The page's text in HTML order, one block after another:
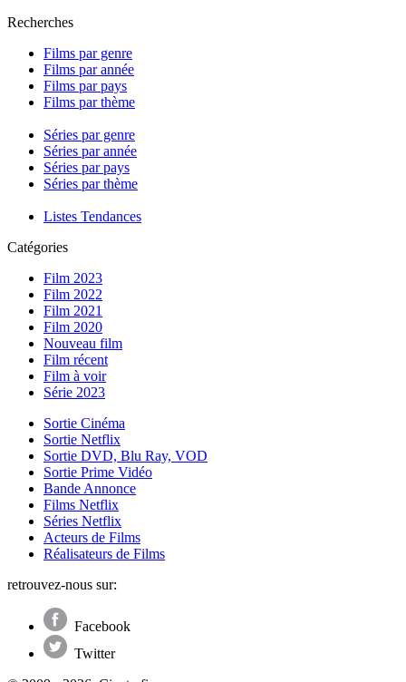
Recherches
Films par genre
Films par année
Films par pays
Films par thème
Séries par genre
Séries par année
Séries par pays
Séries par thème
Listes Tendances
Catégories
Film 2023
Film 2022
Film 2021
Film 2020
Nouveau film
Film récent
Film à voir
Série 2023
Sortie Cinéma
Sortie Netflix
Sortie DVD, Blu Ray, VOD
Sortie Prime Vidéo
Bande Annonce
Films Netflix
Séries Netflix
Acteurs de Films
Réalisateurs de Films
retrouvez-nous sur:
Facebook
Twitter